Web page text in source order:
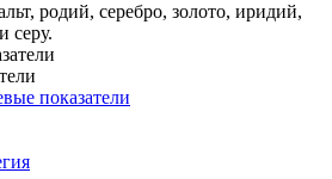
родий, серебро, золото, иридий,
серу.
показатели